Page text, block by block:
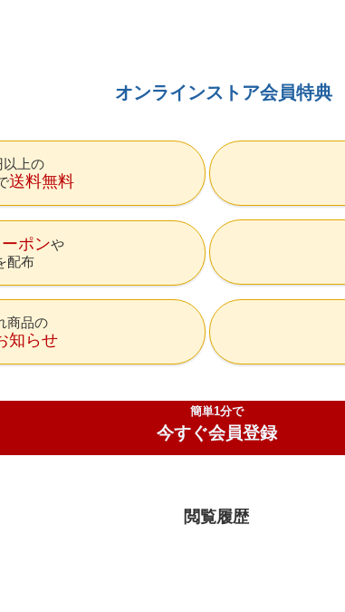
オンラインストア会員特典
以上の
送料無料
ポン
配布
商品の
知らせ
簡単1分で
今すぐ会員登録
閲覧履歴